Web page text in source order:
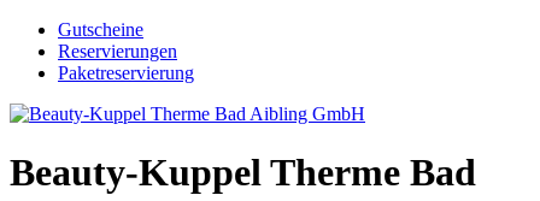
Gutscheine
Reservierungen
Paketreservierung
Beauty-Kuppel Therme Bad